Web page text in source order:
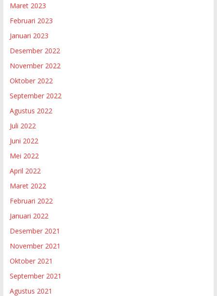
Maret 2023
Februari 2023
Januari 2023
Desember 2022
November 2022
Oktober 2022
September 2022
Agustus 2022
Juli 2022
Juni 2022
Mei 2022
April 2022
Maret 2022
Februari 2022
Januari 2022
Desember 2021
November 2021
Oktober 2021
September 2021
Agustus 2021